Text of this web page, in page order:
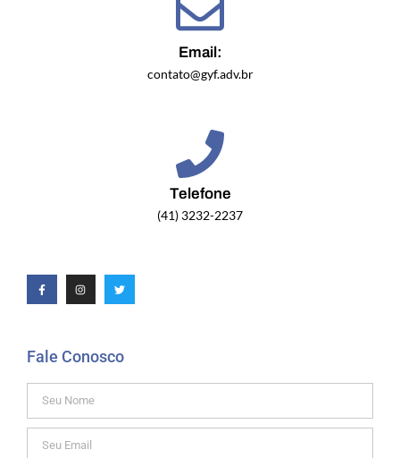
Email:
contato@gyf.adv.br
Telefone
(41) 3232-2237
Fale Conosco